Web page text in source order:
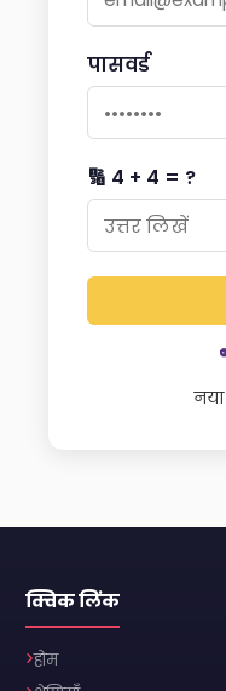
पासवर्ड
🔢 4 + 4 = ?
क्विक लिंक
होम